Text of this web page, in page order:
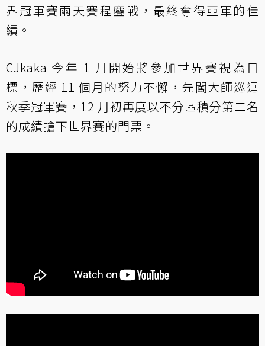
界冠軍賽兩天賽程鏖戰，最終奪得亞軍的佳
績。
CJkaka 今年 1 月開始將參加世界賽視為目
標，歷經 11 個月的努力不懈，先闖大師巡迴
秋季冠軍賽，12 月初再度以不分區積分第二名
的成績搶下世界賽的門票。